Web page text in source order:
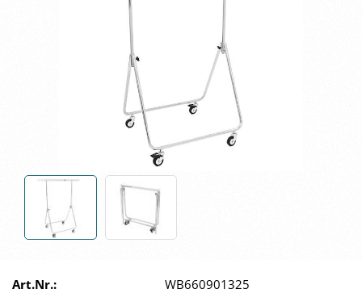
Art.Nr.:
WB660901325